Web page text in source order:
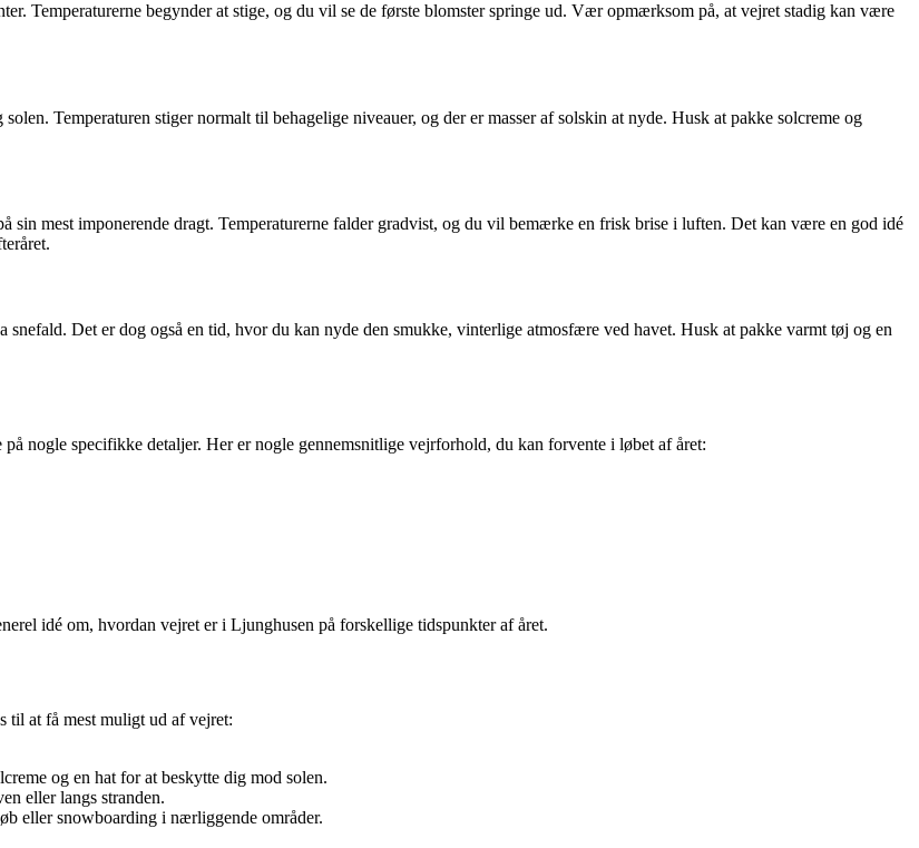
Temperaturerne begynder at stige, og du vil se de første blomster springe ud. Vær opmærksom på, at vejret stadig kan være
Temperaturen stiger normalt til behagelige niveauer, og der er masser af solskin at nyde. Husk at pakke solcreme og
mest imponerende dragt. Temperaturerne falder gradvist, og du vil bemærke en frisk brise i luften. Det kan være en god idé
Det er dog også en tid, hvor du kan nyde den smukke, vinterlige atmosfære ved havet. Husk at pakke varmt tøj og en
nogle specifikke detaljer. Her er nogle gennemsnitlige vejrforhold, du kan forvente i løbet af året:
idé om, hvordan vejret er i Ljunghusen på forskellige tidspunkter af året.
til at få mest muligt ud af vejret:
og en hat for at beskytte dig mod solen.
eller langs stranden.
eller snowboarding i nærliggende områder.